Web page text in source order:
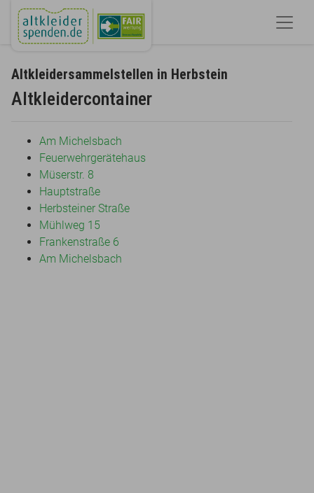
Altkleidersammelstellen in Herbstein
Altkleidercontainer
Am Michelsbach
Feuerwehrgerätehaus
Müserstr. 8
Hauptstraße
Herbsteiner Straße
Mühlweg 15
Frankenstraße 6
Am Michelsbach